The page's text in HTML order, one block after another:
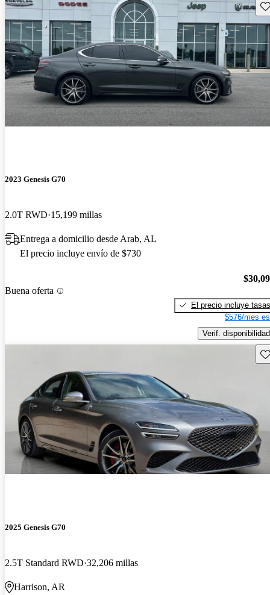
2023 Genesis G70
2.0T RWD 15,199 millas
Entrega a domicilio desde Arab, AL
El precio incluye envío de $730
Buena oferta
El precio incluye tasas
$576/mes
Verif. disponibilidad
2025 Genesis G70
2.5T Standard RWD 32,206 millas
Harrison, AR